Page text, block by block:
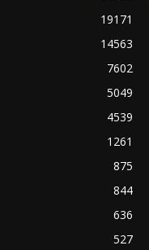
19171
14563
7602
5049
4539
1261
875
844
636
527